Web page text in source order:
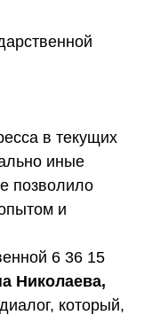
в текущих
иные
позволило
и
6 36 15
Николаева,
который,